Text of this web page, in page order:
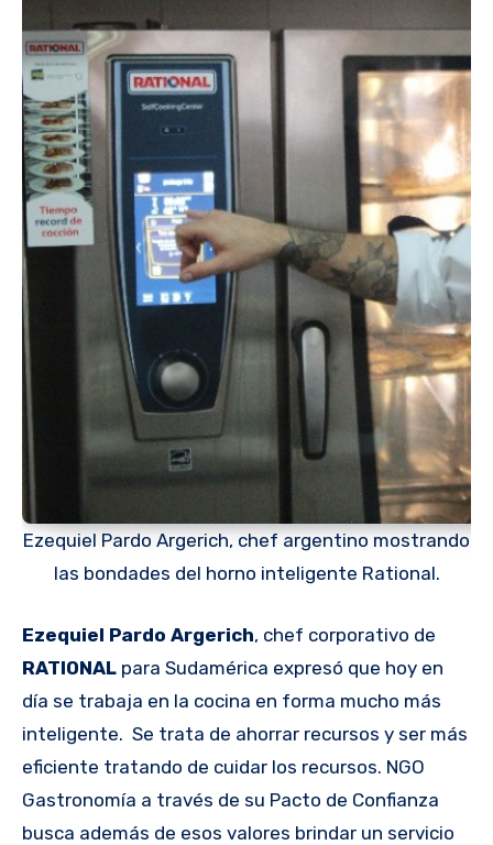
Ezequiel Pardo Argerich, chef argentino mostrando
las bondades del horno inteligente Rational.
Ezequiel Pardo Argerich, chef corporativo de
RATIONAL para Sudamérica expresó que hoy en
día se trabaja en la cocina en forma mucho más
inteligente. Se trata de ahorrar recursos y ser más
eficiente tratando de cuidar los recursos. NGO
Gastronomía a través de su Pacto de Confianza
busca además de esos valores brindar un servicio